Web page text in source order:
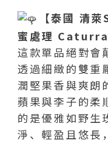
【泰國 清
蜜處理 Caturra
這款單品絕對會
透過細緻的雙重
潤堅果香與爽朗
蘋果與李子的柔
的是優雅如野生
淨、輕盈且悠長